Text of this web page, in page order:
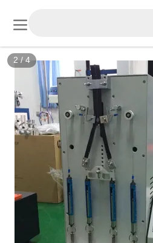
3 / 4